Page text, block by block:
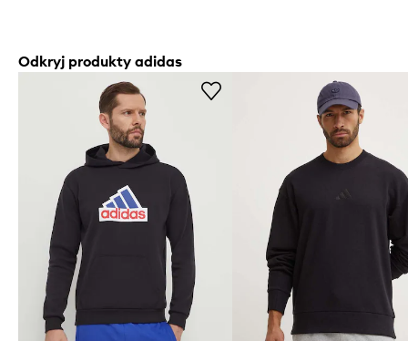
Odkryj produkty adidas